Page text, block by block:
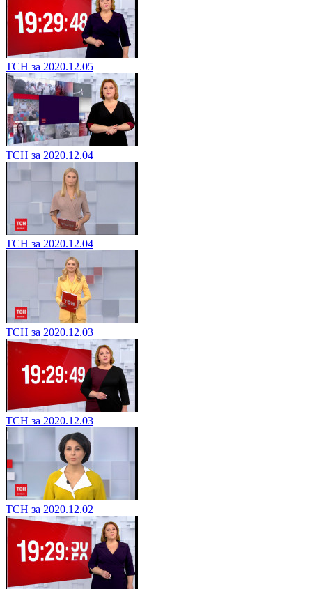
ТСН за 2020.12.05
ТСН за 2020.12.04
ТСН за 2020.12.04
ТСН за 2020.12.03
ТСН за 2020.12.03
ТСН за 2020.12.02